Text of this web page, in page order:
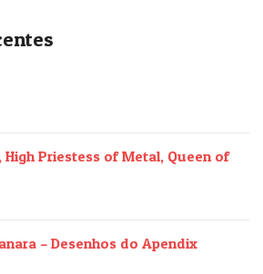
High Priestess of Metal, Queen of
– Desenhos do Apendix